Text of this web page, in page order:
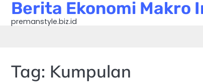
Skip
content
Berita Ekonomi Makro
premanstyle.biz.id
Tag: Kumpulan